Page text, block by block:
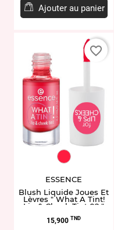
base
Ajouter au panier
ET949068.02
ESSENCE
Blush Liquide Joues Et
Lèvres " What A Tint!
Lip & Cheek Tint 02 "
Prix
15,900 TND
favorite_border